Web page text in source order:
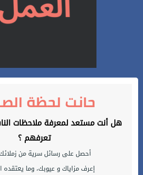
حانت لحظة
هل أنت مستعد لمعرفة ملاحظات
تعرفهم ؟
أحصل على رسائل سرية من
إعرف مزاياك و عيوبك، وما يعتقده